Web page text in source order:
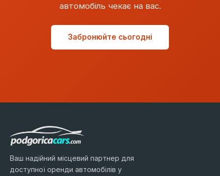
автомобіль чекає на вас.
Забронюйте сьогодні
Ваш надійний місцевий партнер для
доступної оренди автомобілів у